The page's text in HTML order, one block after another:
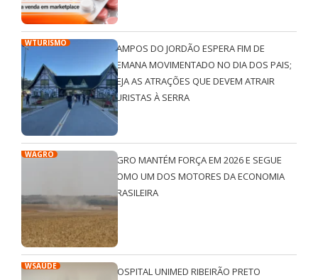
WTURISMO
CAMPOS DO JORDÃO ESPERA FIM DE
SEMANA MOVIMENTADO NO DIA DOS PAIS;
VEJA AS ATRAÇÕES QUE DEVEM ATRAIR
TURISTAS À SERRA
WAGRO
AGRO MANTÉM FORÇA EM 2026 E SEGUE
COMO UM DOS MOTORES DA ECONOMIA
BRASILEIRA
WSAÚDE
HOSPITAL UNIMED RIBEIRÃO PRETO